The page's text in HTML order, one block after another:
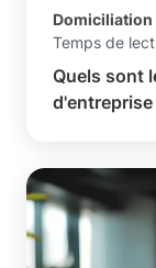
Domiciliation
Temps de
Quels sont